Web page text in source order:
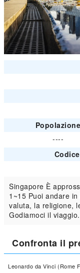
Popolazione
----
Singapore È
1~15 Puoi andare
valuta, la religione,
Godiamoci il viaggio.
Confronta il
Leonardo da Vinci (Rome